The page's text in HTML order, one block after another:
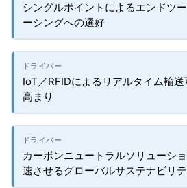
シングルポイントによるエンドツ
ーシングへの選好
IoT／RFIDによるリアルタイム輸
高まり
カーボンニュートラルソリューシ
速させるグローバルサステナビリ